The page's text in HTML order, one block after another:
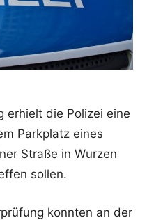
erhielt die Polizei eine
Parkplatz eines
Straße in Wurzen
sollen.
konnten an der